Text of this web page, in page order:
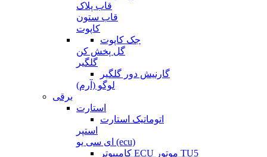
قاب پلاک
قاب ستون
کاپوت
جک کاپوت
گل پخش کن
گلگیر
گارنیش دور گلگیر
لوگو (آرم)
برقی
استارت
اتوماتیک استارت
استپر
ای سی یو (ecu)
کامپیوتر ECU موتور TU5